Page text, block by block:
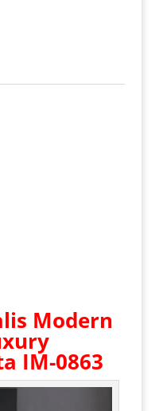
Modern
IM-0863